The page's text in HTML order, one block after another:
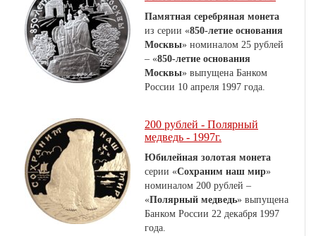
Памятная серебряная монета
из серии «850-летие основания
Москвы» номиналом 25 рублей
– «850-летие основания
Москвы» выпущена Банком
России 10 апреля 1997 года.
200 рублей - Полярный
медведь - 1997г.
Юбилейная золотая монета
серии «Сохраним наш мир»
номиналом 200 рублей –
«Полярный медведь» выпущена
Банком России 22 декабря 1997
года.